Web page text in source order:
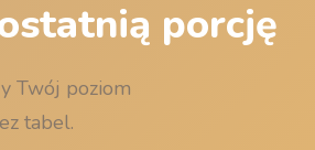
porcję
Twój poziom
tabel.